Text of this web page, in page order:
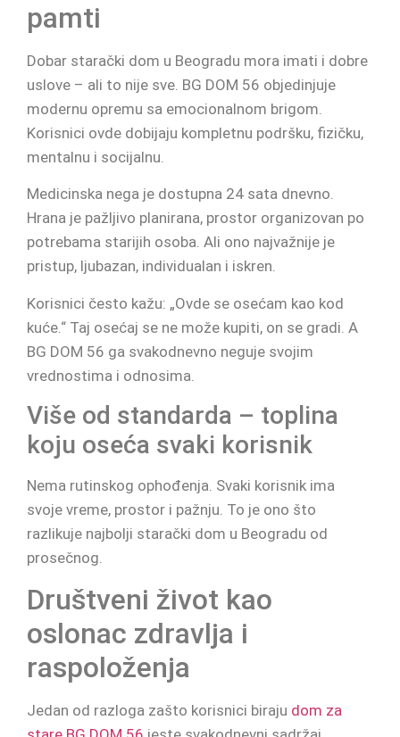
pamti
Dobar starački dom u Beogradu mora imati i dobre
uslove – ali to nije sve. BG DOM 56 objedinjuje
modernu opremu sa emocionalnom brigom.
Korisnici ovde dobijaju kompletnu podršku, fizičku,
mentalnu i socijalnu.
Medicinska nega je dostupna 24 sata dnevno.
Hrana je pažljivo planirana, prostor organizovan po
potrebama starijih osoba. Ali ono najvažnije je
pristup, ljubazan, individualan i iskren.
Korisnici često kažu: „Ovde se osećam kao kod
kuće.“ Taj osećaj se ne može kupiti, on se gradi. A
BG DOM 56 ga svakodnevno neguje svojim
vrednostima i odnosima.
Više od standarda – toplina
koju oseća svaki korisnik
Nema rutinskog ophođenja. Svaki korisnik ima
svoje vreme, prostor i pažnju. To je ono što
razlikuje najbolji starački dom u Beogradu od
prosečnog.
Društveni život kao
oslonac zdravlja i
raspoloženja
Jedan od razloga zašto korisnici biraju dom za